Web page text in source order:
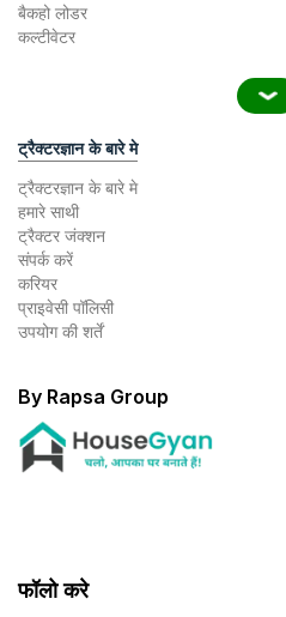
बैकहो लोडर
कल्टीवेटर
ट्रैक्टरज्ञान के बारे मे
ट्रैक्टरज्ञान के बारे मे
हमारे साथी
ट्रैक्टर जंक्शन
संपर्क करें
करियर
प्राइवेसी पॉलिसी
उपयोग की शर्तें
By Rapsa Group
फॉलो करे